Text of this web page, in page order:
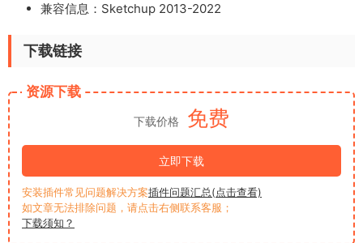
兼容信息：Sketchup 2013-2022
下载链接
资源下载
下载价格 免费
立即下载
安装插件常见问题解决方案插件问题汇总(点击查看)
如文章无法排除问题，请点击右侧联系客服；
下载须知？